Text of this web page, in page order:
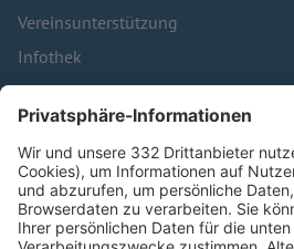
Vereinsunterstützung
Infothek
Kontakt
HÄUFIG BESUCHTE SEITEN
Pässe und Vereinswechsel
Trainerausbildung